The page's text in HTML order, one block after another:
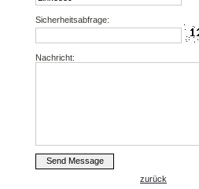
Sicherheitsabfrage:
Nachricht:
zurück